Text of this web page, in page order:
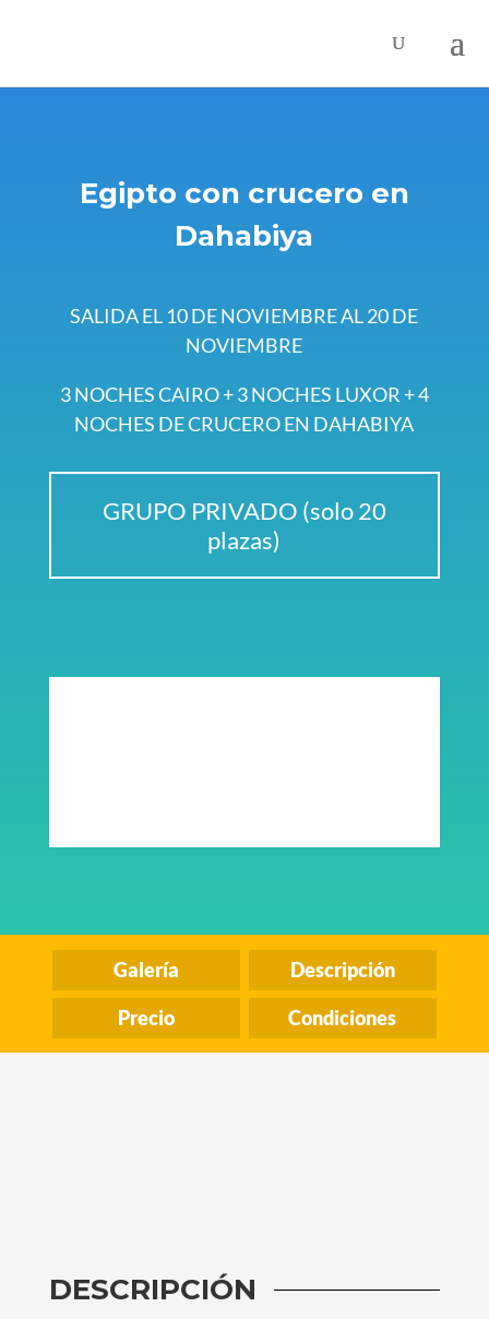
Egipto con crucero en
Dahabiya
SALIDA EL 10 DE NOVIEMBRE AL 20 DE
NOVIEMBRE
3 NOCHES CAIRO + 3 NOCHES LUXOR + 4
NOCHES DE CRUCERO EN DAHABIYA
GRUPO PRIVADO (solo 20
plazas)
Galería Descripción
Precio Condiciones
DESCRIPCIÓN